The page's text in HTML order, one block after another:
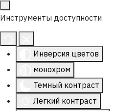
Инструменты доступности
Инверсия цветов
монохром
Темный контраст
Легкий контраст